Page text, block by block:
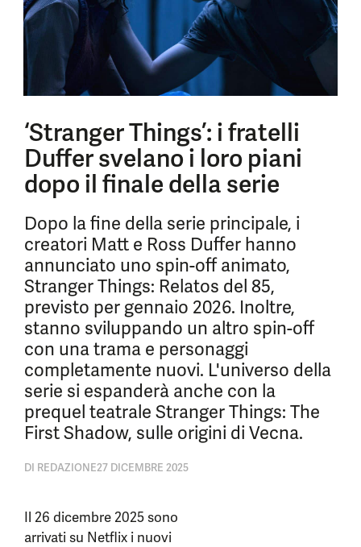
‘Stranger Things’: i fratelli
Duffer svelano i loro piani
dopo il finale della serie
Dopo la fine della serie principale, i
creatori Matt e Ross Duffer hanno
annunciato uno spin-off animato,
Stranger Things: Relatos del 85,
previsto per gennaio 2026. Inoltre,
stanno sviluppando un altro spin-off
con una trama e personaggi
completamente nuovi. L'universo della
serie si espanderà anche con la
prequel teatrale Stranger Things: The
First Shadow, sulle origini di Vecna.
DI REDAZIONE27 DICEMBRE 2025
Il 26 dicembre 2025 sono
arrivati su Netflix i nuovi